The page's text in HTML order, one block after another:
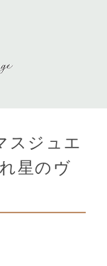
スジュエ
星のヴ